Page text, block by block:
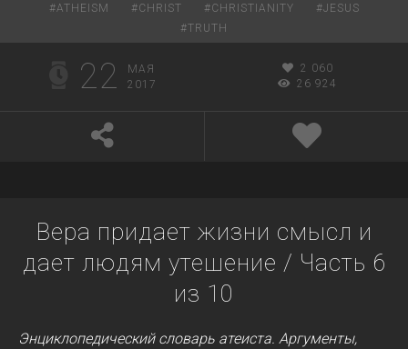
#ATHEISM #CHRIST #CHRISTIANITY #JESUS
#TRUTH
22
МАЯ
2017
2 060
26 924
Вера придает жизни смысл и
дает людям утешение / Часть 6
из 10
Энциклопедический словарь атеиста. Аргументы,